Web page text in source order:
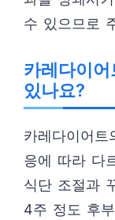
수 있으므로
카레다이
있나요?
카레다이어
응에 따라 다
식단 조절과
4주 정도 후